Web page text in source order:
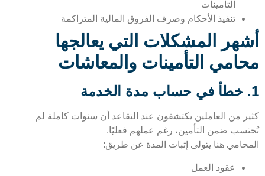
التأمينات
تنفيذ الأحكام وصرف الفروق المالية المتراكمة
المشكلات التي يعالجها
التأمينات والمعاشات
من العاملين يكتشفون عند التقاعد أن سنوات كاملة لم
ضمن التأمين، رغم عملهم فعليًا.
هنا يتولى إثبات المدة عن طريق:
عقود العمل